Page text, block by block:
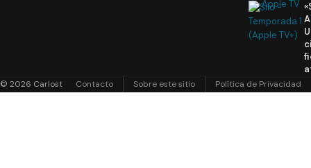
© 2026 Carlost Contacto Sobre este sitio Política de Privacidad